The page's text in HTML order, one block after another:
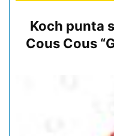
Koch punta
Cous Cous